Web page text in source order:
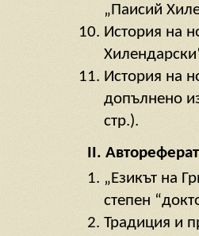
„Паисий
История на
История на
допълнено
стр.).
II.
„Езикът на
степен
Традиция и